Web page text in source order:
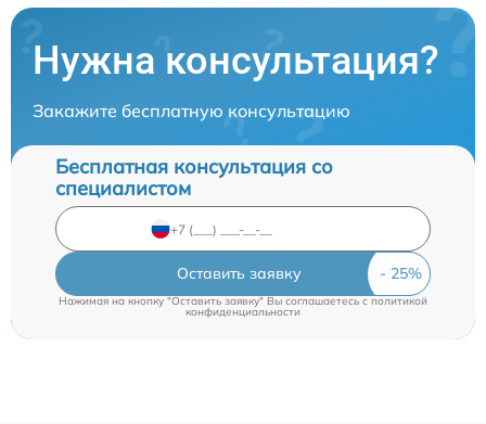
Нужна консультация?
Закажите бесплатную консультацию
Бесплатная консультация со
специалистом
Оставить заявку
Нажимая на кнопку "Оставить заявку" Вы соглашаетесь c политикой
конфиденциальности